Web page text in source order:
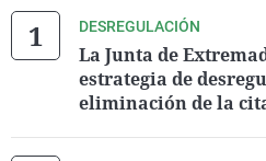
DESREGULACIÓN
La Junta de
estrategia de
eliminación de la